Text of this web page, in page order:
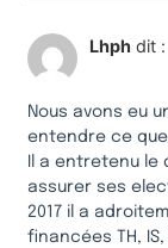
Lhph dit :
Nous avons eu
entendre ce
Il a entretenu
assurer ses
2017 il a
financées TH,